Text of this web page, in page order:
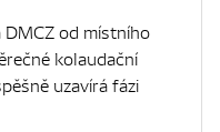
DMCZ od místního
kolaudační
uzavírá fázi